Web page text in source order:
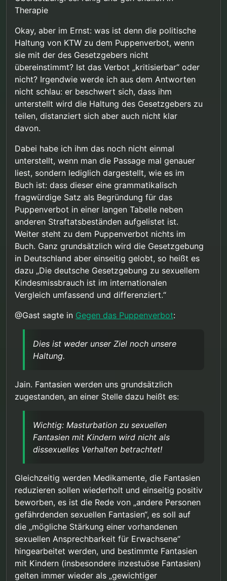
Risikoerhöhung nachweisbar ist, bleibt
wissenschaftlich offen. Wir verfolgen die Forschung
muss die Rechtslage korrekt darstellen, auch wo
diese kritisierbar ist.
unsere Haltung. Das Buch betont ausdrücklich:
“Man ist nicht verantwortlich für seine sexuellen
schon.” Fantasien werden therapeutisch nicht
moralisch bewertet. Dass Sie zu einem anderen
Eindruck gelangt sind, lässt mich vermuten, dass
Sie sich auf eine Online-Rezension stützen, die mir
bekannt ist. Diese arbeitet mit selektiver Zitierung
und lässt wesentliche Passagen zur
Entstigmatisierung, zur therapeutischen
Wertschätzung und zur Unterscheidung von
Fantasie und Verhalten aus. Ich empfehle Ihnen,
sich selbst ein Bild zu machen.
Sollten Sie irgendwann das Gespräch suchen
wollen – nicht über Rechtspolitik, sondern über Ihre
offen.
Therapie
Okay, aber im Ernst: was ist denn die politische
Haltung von KTW zu dem Puppenverbot, wenn
sie mit der des Gesetzgebers nicht
übereinstimmt? Ist das Verbot „kritisierbar“ oder
nicht? Irgendwie werde ich aus dem Antworten
nicht schlau: er beschwert sich, dass ihm
unterstellt wird die Haltung des Gesetzgebers zu
teilen, distanziert sich aber auch nicht klar
davon.
Dabei habe ich ihm das noch nicht einmal
unterstellt, wenn man die Passage mal genauer
liest, sondern lediglich dargestellt, wie es im
Buch ist: dass dieser eine grammatikalisch
fragwürdige Satz als Begründung für das
Puppenverbot in einer langen Tabelle neben
anderen Straftatsbeständen aufgelistet ist.
Weiter steht zu dem Puppenverbot nichts im
Buch. Ganz grundsätzlich wird die Gesetzgebung
in Deutschland aber einseitig gelobt, so heißt es
dazu „Die deutsche Gesetzgebung zu sexuellem
Kindesmissbrauch ist im internationalen
Vergleich umfassend und differenziert.“
@Gast sagte in Gegen das Puppenverbot:
Dies ist weder unser Ziel noch unsere
Haltung.
Jain. Fantasien werden uns grundsätzlich
zugestanden, an einer Stelle dazu heißt es:
Wichtig: Masturbation zu sexuellen
Fantasien mit Kindern wird nicht als
dissexuelles Verhalten betrachtet!
Gleichzeitig werden Medikamente, die Fantasien
reduzieren sollen wiederholt und einseitig positiv
beworben, es ist die Rede von „andere Personen
gefährdenden sexuellen Fantasien“, es soll auf
die „mögliche Stärkung einer vorhandenen
sexuellen Ansprechbarkeit für Erwachsene“
hingearbeitet werden, und bestimmte Fantasien
mit Kindern (insbesondere inzestuöse Fantasien)
gelten immer wieder als „gewichtiger